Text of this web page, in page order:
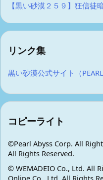
【黒い砂漠２５９】狂信徒
リンク集
黒い砂漠公式サイト（PEARL
コピーライト
©Pearl Abyss Corp. All
All Rights Reserved.
© WEMADEIO Co., Ltd. All
Online Co., Ltd. All Rights